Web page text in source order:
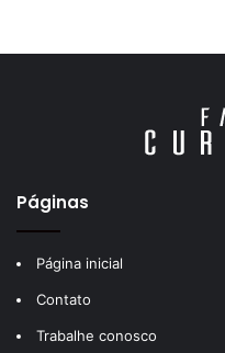
Páginas
Página inicial
Contato
Trabalhe conosco